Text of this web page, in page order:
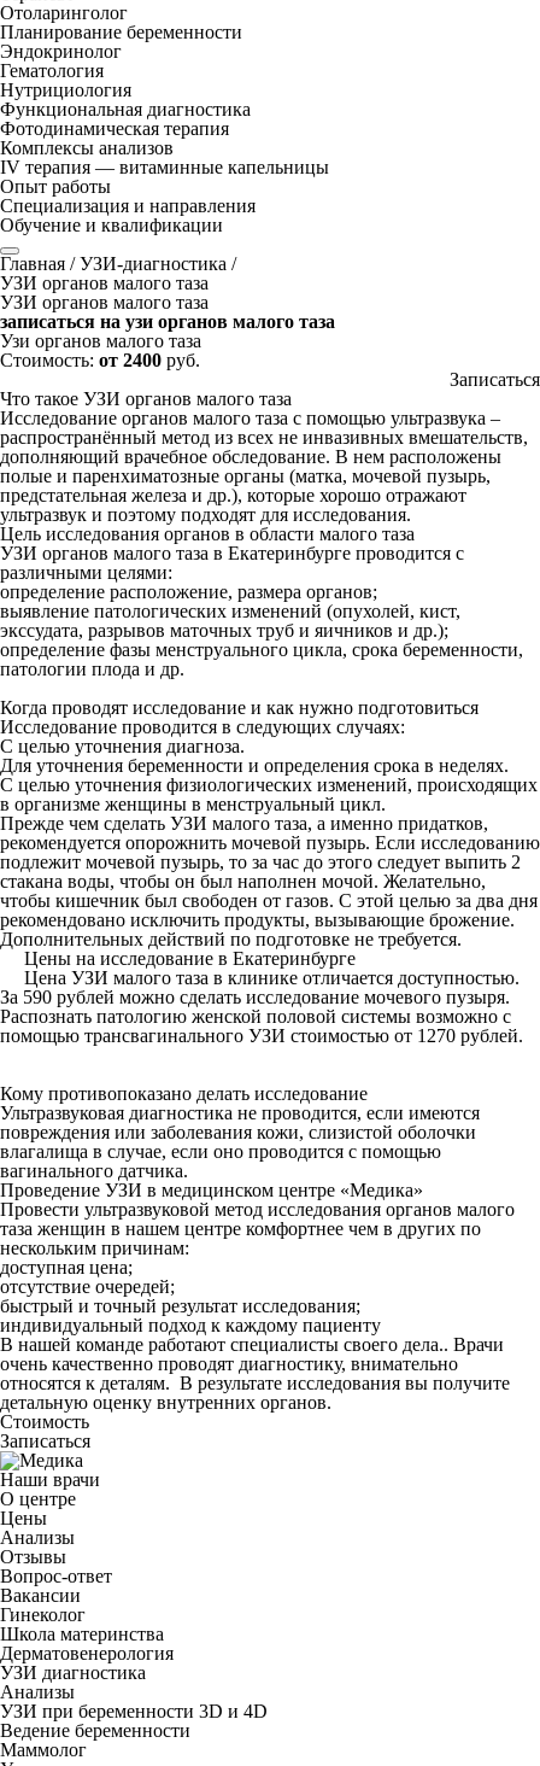
Отоларинголог
Планирование беременности
Эндокринолог
Гематология
Нутрициология
Функциональная диагностика
Фотодинамическая терапия
Комплексы анализов
IV терапия — витаминные капельницы
Опыт работы
Специализация и направления
Обучение и квалификации
Главная /УЗИ-диагностика /
УЗИ органов малого таза
УЗИ органов малого таза
записаться на узи органов малого таза
Узи органов малого таза
Стоимость: от 2400 руб.
Записаться
Что такое УЗИ органов малого таза
Исследование органов малого таза с помощью ультразвука –
распространённый метод из всех не инвазивных вмешательств,
дополняющий врачебное обследование. В нем расположены
полые и паренхиматозные органы (матка, мочевой пузырь,
предстательная железа и др.), которые хорошо отражают
ультразвук и поэтому подходят для исследования.
Цель исследования органов в области малого таза
УЗИ органов малого таза в Екатеринбурге проводится с
различными целями:
определение расположение, размера органов;
выявление патологических изменений (опухолей, кист,
экссудата, разрывов маточных труб и яичников и др.);
определение фазы менструального цикла, срока беременности,
патологии плода и др.
Когда проводят исследование и как нужно подготовиться
Исследование проводится в следующих случаях:
С целью уточнения диагноза.
Для уточнения беременности и определения срока в неделях.
С целью уточнения физиологических изменений, происходящих
в организме женщины в менструальный цикл.
Прежде чем сделать УЗИ малого таза, а именно придатков,
рекомендуется опорожнить мочевой пузырь. Если исследованию
подлежит мочевой пузырь, то за час до этого следует выпить 2
стакана воды, чтобы он был наполнен мочой. Желательно,
чтобы кишечник был свободен от газов. С этой целью за два дня
рекомендовано исключить продукты, вызывающие брожение.
Дополнительных действий по подготовке не требуется.
Цены на исследование в Екатеринбурге
Цена УЗИ малого таза в клинике отличается доступностью.
За 590 рублей можно сделать исследование мочевого пузыря.
Распознать патологию женской половой системы возможно с
помощью трансвагинального УЗИ стоимостью от 1270 рублей.
Кому противопоказано делать исследование
Ультразвуковая диагностика не проводится, если имеются
повреждения или заболевания кожи, слизистой оболочки
влагалища в случае, если оно проводится с помощью
вагинального датчика.
Проведение УЗИ в медицинском центре «Медика»
Провести ультразвуковой метод исследования органов малого
таза женщин в нашем центре комфортнее чем в других по
нескольким причинам:
доступная цена;
отсутствие очередей;
быстрый и точный результат исследования;
индивидуальный подход к каждому пациенту
В нашей команде работают специалисты своего дела.. Врачи
очень качественно проводят диагностику, внимательно
относятся к деталям. В результате исследования вы получите
детальную оценку внутренних органов.
Стоимость
Записаться
Наши врачи
О центре
Цены
Анализы
Отзывы
Вопрос-ответ
Вакансии
Гинеколог
Школа материнства
Дерматовенерология
УЗИ диагностика
Анализы
УЗИ при беременности 3D и 4D
Ведение беременности
Маммолог